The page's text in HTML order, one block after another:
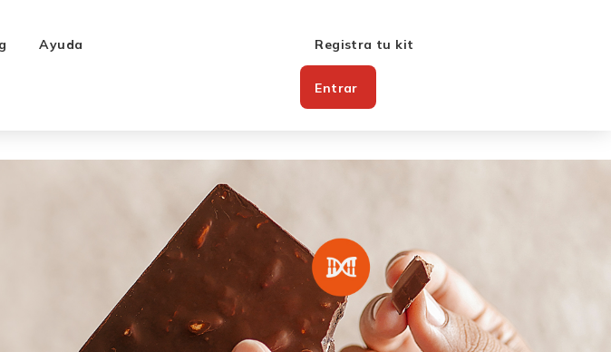
Ayuda Registra tu kit
Entrar